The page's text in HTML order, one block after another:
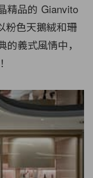
精品的 Gianvito
粉色天鵝絨和珊
義式風情中，